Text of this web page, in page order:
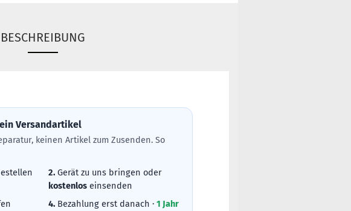
BESCHREIBUNG
Versandartikel
keinen Artikel zum Zusenden. So
2.Gerät zu uns bringen oder
kostenloseinsenden
4.Bezahlung erst danach · 1 Jahr